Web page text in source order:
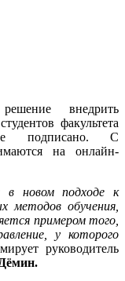
внедрить
факультета
подписано. С
на онлайн-
в новом подходе к
методов обучения,
примером того,
у которого
руководитель